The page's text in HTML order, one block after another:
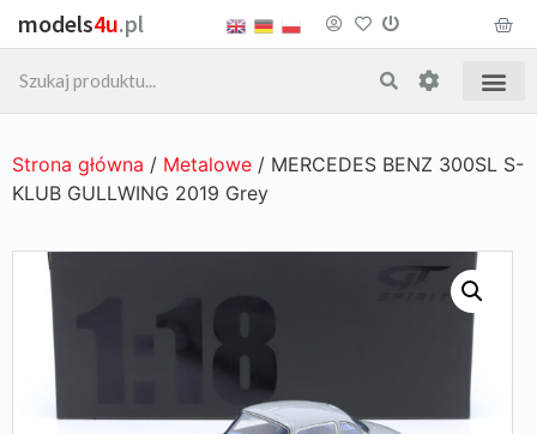
models4u.pl
Strona główna / Metalowe / MERCEDES BENZ 300SL S-
KLUB GULLWING 2019 Grey